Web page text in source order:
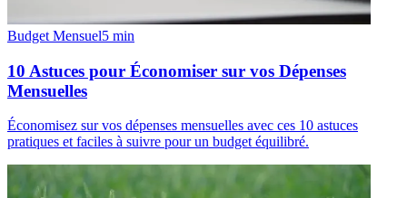
Budget Mensuel5 min
10 Astuces pour Économiser sur vos Dépenses
Mensuelles
Économisez sur vos dépenses mensuelles avec ces 10 astuces
pratiques et faciles à suivre pour un budget équilibré.